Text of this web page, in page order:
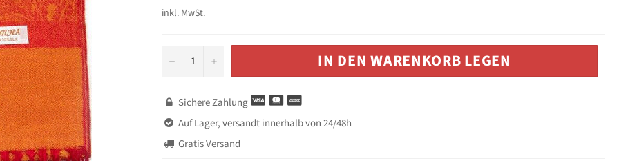
inkl. MwSt.
− + IN DEN WARENKORB LEGEN
 Sichere Zahlung
 Auf Lager, versandt innerhalb von 24/48h
 Gratis Versand